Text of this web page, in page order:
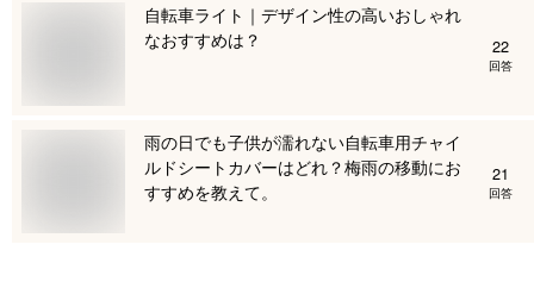
自転車ライト｜デザイン性の高いおしゃれ
なおすすめは？
22
回答
雨の日でも子供が濡れない自転車用チャイ
ルドシートカバーはどれ？梅雨の移動にお
すすめを教えて。
21
回答